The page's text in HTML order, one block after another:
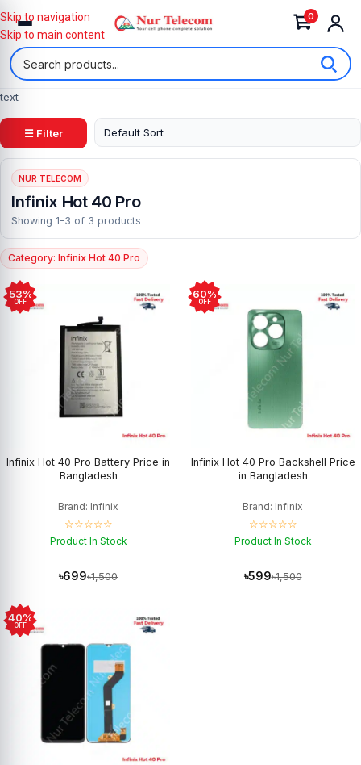
0
Skip to navigation
Skip to main content
text
☰ Filter
NUR TELECOM
Infinix Hot 40 Pro
Showing 1-3 of 3 products
Category: Infinix Hot 40 Pro
53%
OFF
Infinix Hot 40 Pro Battery Price in
Bangladesh
Brand: Infinix
☆☆☆☆☆
Product In Stock
৳699৳1,500
60%
OFF
Infinix Hot 40 Pro Backshell Price
in Bangladesh
Brand: Infinix
☆☆☆☆☆
Product In Stock
৳599৳1,500
40%
OFF